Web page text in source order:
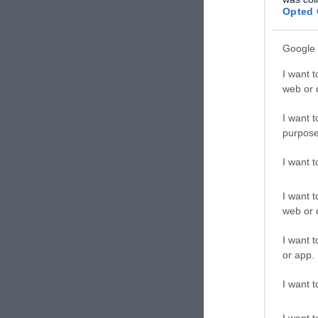
Opted
Google
I want
web or
I want
I want
I want
web or
I want
or app.
I want
καταγγελίας.
ΣΧΟΛΙΑΣΤΕ